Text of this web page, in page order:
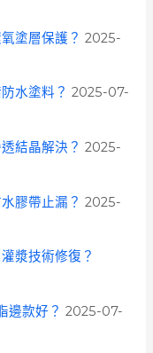
塗層保護？ 2025-
水塗料？ 2025-07-
結晶解決？ 2025-
膠帶止漏？ 2025-
漿技術修復？
邊款好？ 2025-07-